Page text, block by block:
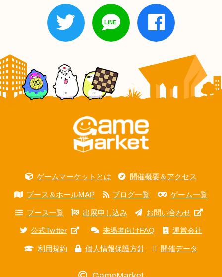
ゲームマーケットとは 開催概要＆アクセス
ブース＆ホールMAP ブログ一覧 ゲーム一覧
ブース一覧 出展申し込み お問い合わせ
公式Twitter 来場者向けFAQ 運営会社
利用規約 個人情報保護方針 開催データ